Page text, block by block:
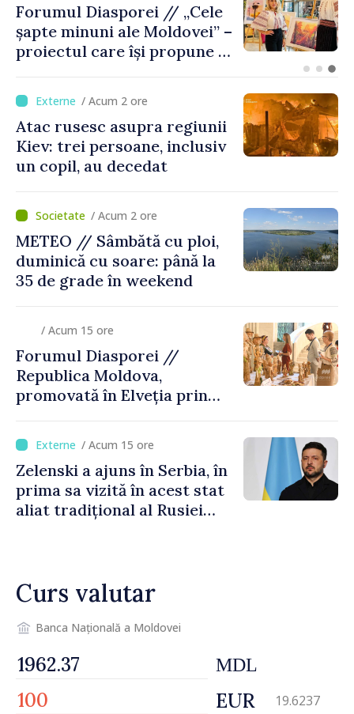
Trafic intens PTF
Giurgiulești-Galați, pe
sensul de ieșire din
/ Acum 2 ore
Atac rusesc asupra regiunii
Kiev: trei persoane, inclusiv
un copil, au decedat
/ Acum 2 ore
METEO // Sâmbătă cu ploi,
duminică cu soare: până la
35 de grade în weekend
/ Acum 15 ore
Forumul Diasporei //
Republica Moldova,
promovată în Elveția prin
exporturi
/ Acum 15 ore
Zelenski a ajuns în Serbia, în
prima sa vizită în acest stat
aliat tradițional al Rusiei
Curs valutar
Banca Națională a Moldovei
MDL
EUR 19.6237